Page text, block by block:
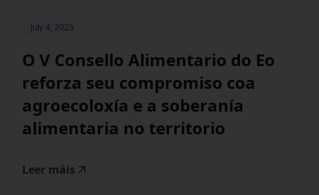
July 4, 2025
O V Consello Alimentario do Eo
reforza seu compromiso coa
agroecoloxía e a soberanía
alimentaria no territorio
Leer máis